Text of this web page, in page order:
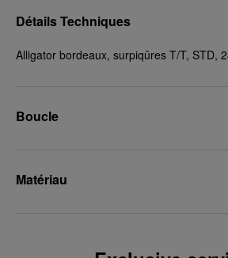
Détails Techniques
Alligator bordeaux, surpiqûres T/T, STD,
Boucle
Matériau